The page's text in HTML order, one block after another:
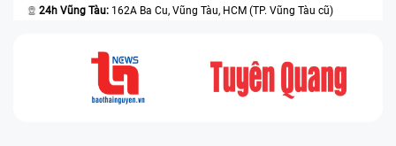
chụp ổn định như ban đầu.
nước của iPhone 17 Pro chỉ đảm bảo an toàn trong
các trường hợp tiêu chuẩn, nhưng hoàn toàn không
24h Vũng Tàu: 162A Ba Cu, Vũng Tàu, HCM (TP. Vũng Tàu cũ)